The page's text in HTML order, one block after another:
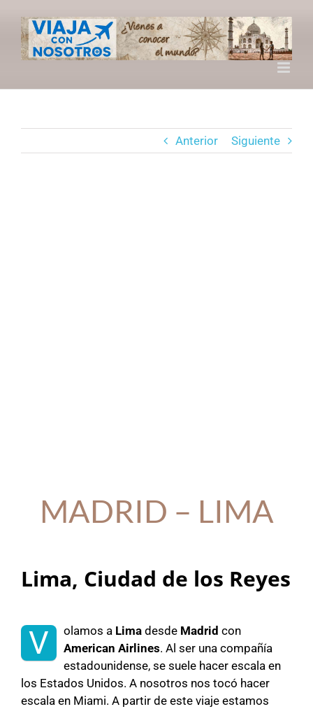
contenido
Anterior Siguiente
MADRID – LIMA
Lima, Ciudad de los Reyes
V olamos a Limadesde Madrid con
American Airlines. Al ser una compañía
estadounidense, se suele hacer escala en
los Estados Unidos. A nosotros nos tocó hacer
escala en Miami. A partir de este viaje estamos